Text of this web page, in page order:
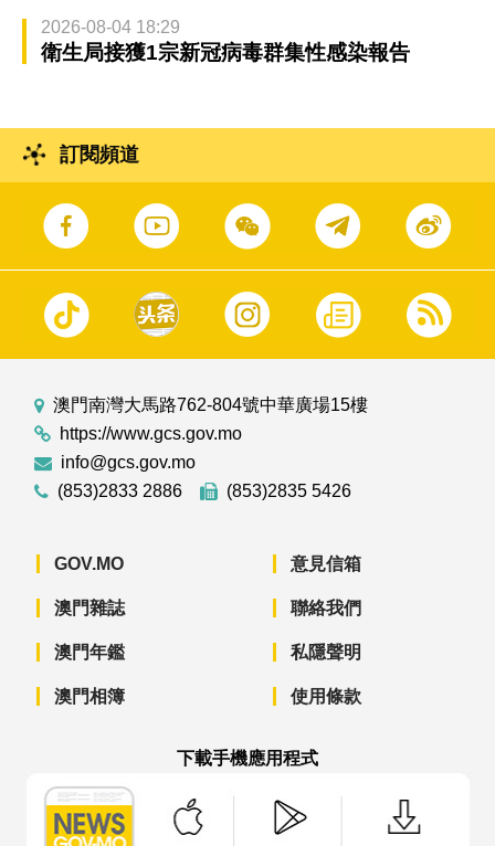
2026-08-04 18:29
衛生局接獲1宗新冠病毒群集性感染報告
訂閱頻道
澳門南灣大馬路762-804號中華廣場15樓
https://www.gcs.gov.mo
info@gcs.gov.mo
(853)2833 2886
(853)2835 5426
GOV.MO
澳門雜誌
澳門年鑑
澳門相簿
意見信箱
聯絡我們
私隱聲明
使用條款
下載手機應用程式